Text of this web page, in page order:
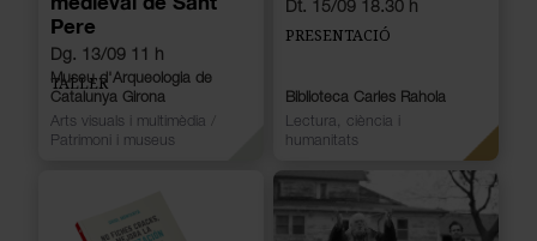
Pere
Dg. 13/09 11 h
TALLER
Museu d'Arqueologia de
Catalunya Girona
Arts visuals i multimèdia
Patrimoni i museus
Dt. 15/09 18.30 h
PRESENTACIÓ
Biblioteca Carles Rahola
Lectura, ciència i
humanitats